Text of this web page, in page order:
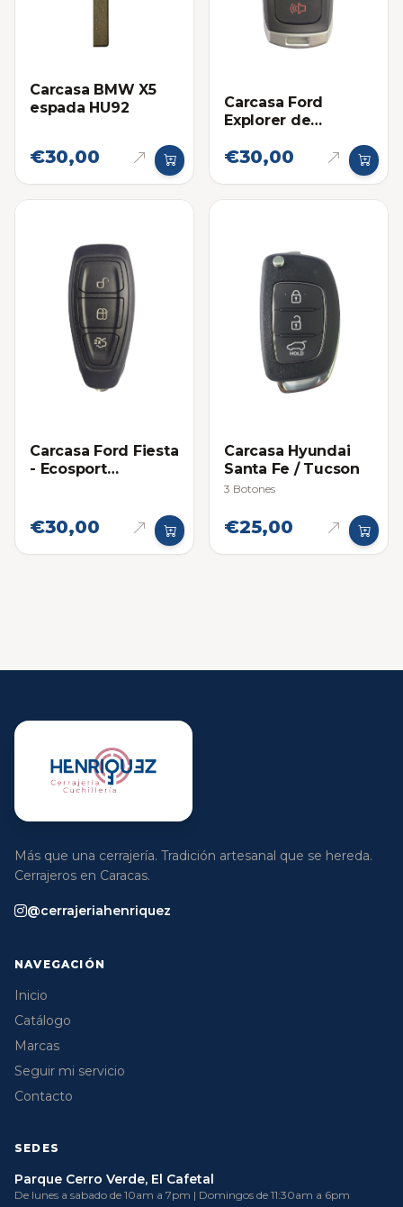
Carcasa BMW X5
espada HU92
€30,00
Carcasa Ford
Explorer de
2015
€30,00
Carcasa Ford Fiesta
- Ecosport
€30,00
Carcasa Hyundai
Santa Fe / Tucson
3 Botones
€25,00
Más que una cerrajería. Tradición artesanal que se hereda.
Cerrajeros en Caracas.
@cerrajeriahenriquez
NAVEGACIÓN
Inicio
Catálogo
Marcas
Seguir mi servicio
Contacto
SEDES
Parque Cerro Verde, El Cafetal
De lunes a sabado de 10am a 7pm | Domingos de 11:30am a 6pm